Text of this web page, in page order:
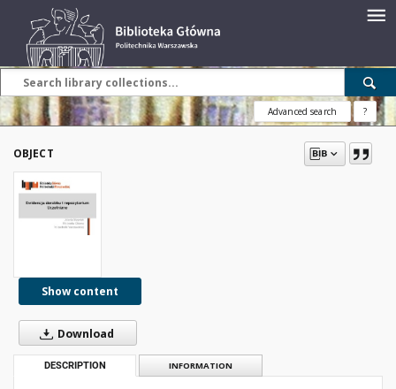
Advanced search ?
OBJECT
Show content
Download
DESCRIPTION INFORMATION